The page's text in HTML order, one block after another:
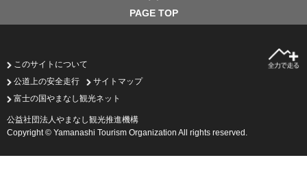
PAGE TOP
このサイトについて
公道上の安全走行
サイトマップ
富士の国やまなし観光ネット
公益社団法人やまなし観光推進機構
Copyright © Yamanashi Tourism Organization All rights reserved.